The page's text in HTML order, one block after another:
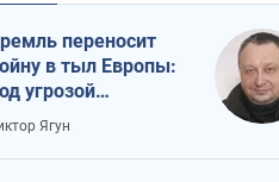
переносит
в тыл Европы:
угрозой
логистика
Ягун